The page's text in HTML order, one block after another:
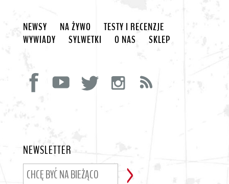
NEWSY NA ŻYWO
TESTY I RECENZJE
WYWIADY
SYLWETKI O NAS SKLEP
NEWSLETTER